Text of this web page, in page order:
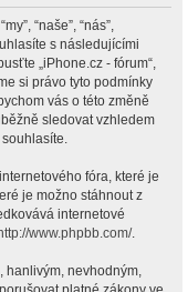
“naše”, “nás”,
s následujícími
„iPhone.cz - fórum“,
si právo tyto podmínky
vás o této změně
sledovat vzhledem
souhlasíte.
fóra, které je
je možno stáhnout z
internetové
http://www.phpbb.com/.
hanlivým, nevhodným,